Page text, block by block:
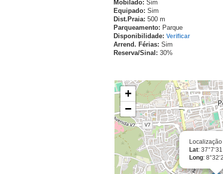
Mobilado: Sim
Equipado: Sim
Dist.Praia: 500 m
Parqueamento: Parque
Disponibilidade: Verificar
Arrend. Férias: Sim
Reserva/Sinal: 30%
Lat:
Long:
+
−